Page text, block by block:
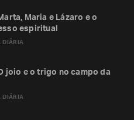
DIÁRIA
Maria e Lázaro e o
espiritual
DIÁRIA
joio e o trigo no campo da